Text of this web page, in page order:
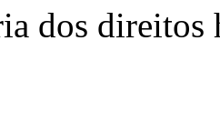
dos direitos